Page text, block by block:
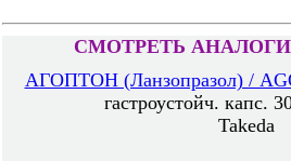
СМОТРЕТЬ
АГОПТОН (Ланзопразол) /
гастроустойч. капс.
Takeda